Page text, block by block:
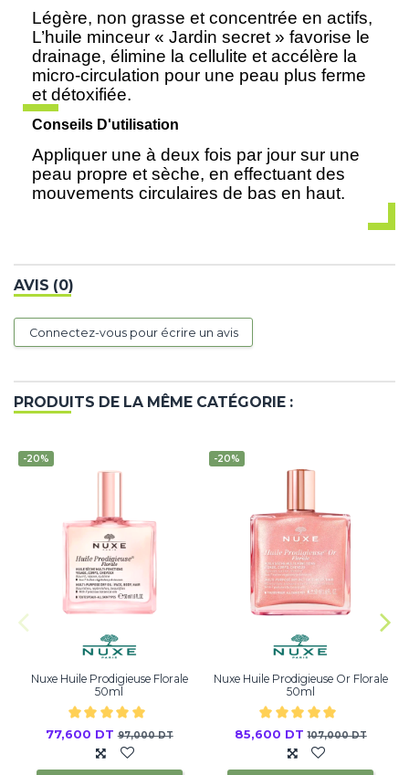
Légère, non grasse et concentrée en actifs,
L’huile minceur « Jardin secret » favorise le
drainage, élimine la cellulite et accélère la
micro-circulation pour une peau plus ferme
et détoxifiée.
Conseils D'utilisation
Appliquer une à deux fois par jour sur une
peau propre et sèche, en effectuant des
mouvements circulaires de bas en haut.
AVIS (0)
Connectez-vous pour écrire un avis
PRODUITS DE LA MÊME CATÉGORIE :
-20%
Nuxe Huile Prodigieuse Florale
50ml
77,600 DT97,000 DT
-20%
Nuxe Huile Prodigieuse Or Florale
50ml
85,600 DT107,000 DT